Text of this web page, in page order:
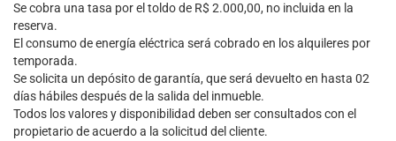
Se cobra una tasa por el toldo de R$ 2.000,00, no incluida en la
reserva.
El consumo de energía eléctrica será cobrado en los alquileres por
temporada.
Se solicita un depósito de garantía, que será devuelto en hasta 02
días hábiles después de la salida del inmueble.
Todos los valores y disponibilidad deben ser consultados con el
propietario de acuerdo a la solicitud del cliente.